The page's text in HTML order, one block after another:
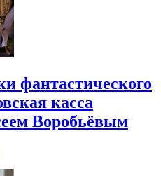
фантастического
касса
Воробьёвым